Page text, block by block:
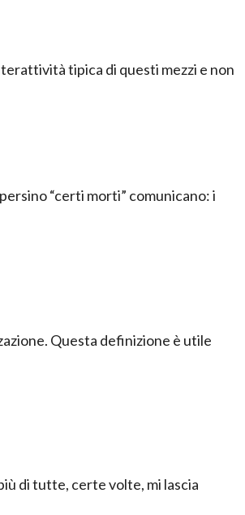
tipica di questi mezzi e non
“certi morti” comunicano: i
Questa definizione è utile
di tutte, certe volte, mi lascia